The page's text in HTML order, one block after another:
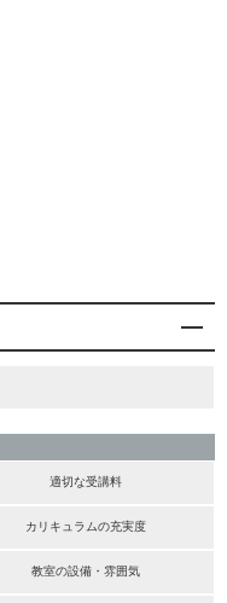
適切な受講料
カリキュラムの充実度
教室の設備・雰囲気